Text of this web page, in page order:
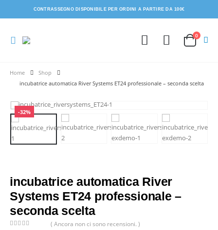
CONTRASSEGNO DISPONIBILE PER ORDINI A PARTIRE DA 100€
0
Shop
incubatrice automatica River Systems ET24 professionale – seconda scelta
-32%
incubatrice automatica River
Systems ET24 professionale –
seconda scelta
( Ancora non ci sono recensioni. )